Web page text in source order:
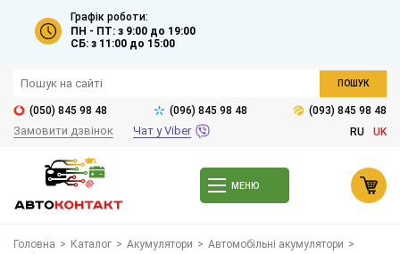
Графік роботи:
ПН - ПТ: з 9:00 до 19:00
СБ: з 11:00 до 15:00
ПОШУК
(050) 845 98 48 (096) 845 98 48 (093) 845 98 48
Замовити дзвінок Чат у Viber RU UK
МЕНЮ
Головна > Каталог > Акумулятори > Автомобільні акумулятори >